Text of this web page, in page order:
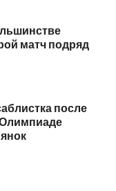
матч подряд
после